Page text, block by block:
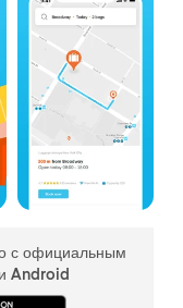
с официальным
Android